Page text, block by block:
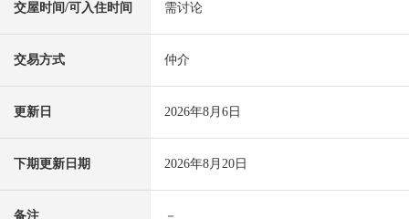
交屋时间/可入住时间 需讨论
交易方式 仲介
更新日 2026年8月6日
下期更新日期 2026年8月20日
备注 －